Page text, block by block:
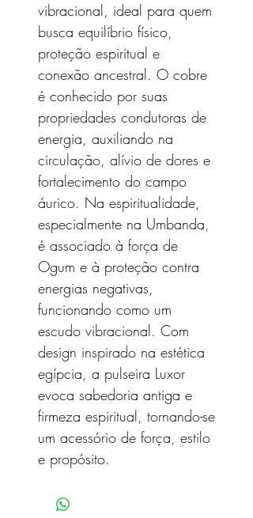
vibracional, ideal para quem
busca equilíbrio físico,
proteção espiritual e
conexão ancestral. O cobre
é conhecido por suas
propriedades condutoras de
energia, auxiliando na
circulação, alívio de dores e
fortalecimento do campo
áurico. Na espiritualidade,
especialmente na Umbanda,
é associado à força de
Ogum e à proteção contra
energias negativas,
funcionando como um
escudo vibracional. Com
design inspirado na estética
egípcia, a pulseira Luxor
evoca sabedoria antiga e
firmeza espiritual, tornando-se
um acessório de força, estilo
e propósito.